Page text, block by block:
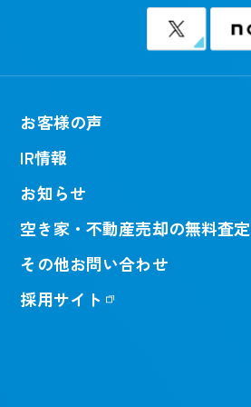
お客様の声
IR情報
お知らせ
空き家・不動産売却の無料査定
その他お問い合わせ
採用サイト